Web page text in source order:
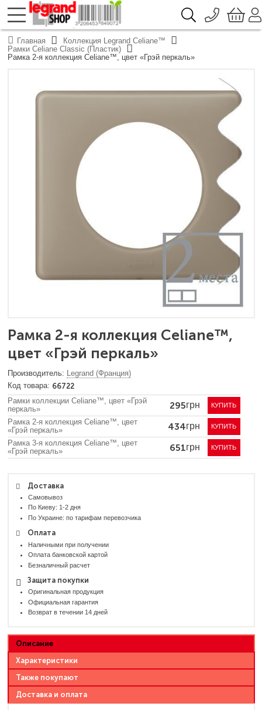
Рамка 2-я коллекция Celiane™,
цвет «Грэй перкаль»
Доставка
Самовывоз
По Киеву: 1-2 дня
По Украине: по тарифам перевозчика
Оплата
Наличными при получении
Оплата банковской картой
Безналичный расчет
Защита покупки
Оригинальная продукция
Официальная гарантия
Возврат в течении 14 дней
Legrand (Франция)
66722
Рамки коллекции Celiane™, цвет «Грэй
перкаль»
295грн КУПИТЬ
Рамка 2-я коллекция Celiane™, цвет
«Грэй перкаль»
434грн КУПИТЬ
Рамка 3-я коллекция Celiane™, цвет
«Грэй перкаль»
651грн КУПИТЬ
Описание
Характеристики
Также покупают
Доставка и оплата
О компании
Доставка
Каталоги продукции Legrand
096 776-72-46
044 390-66-40
093 332-67-53
Главная
Коллекция Legrand Celiane™
Рамки Celiane Classic (Пластик)
Рамка 2-я коллекция Celiane™, цвет «Грэй перкаль»